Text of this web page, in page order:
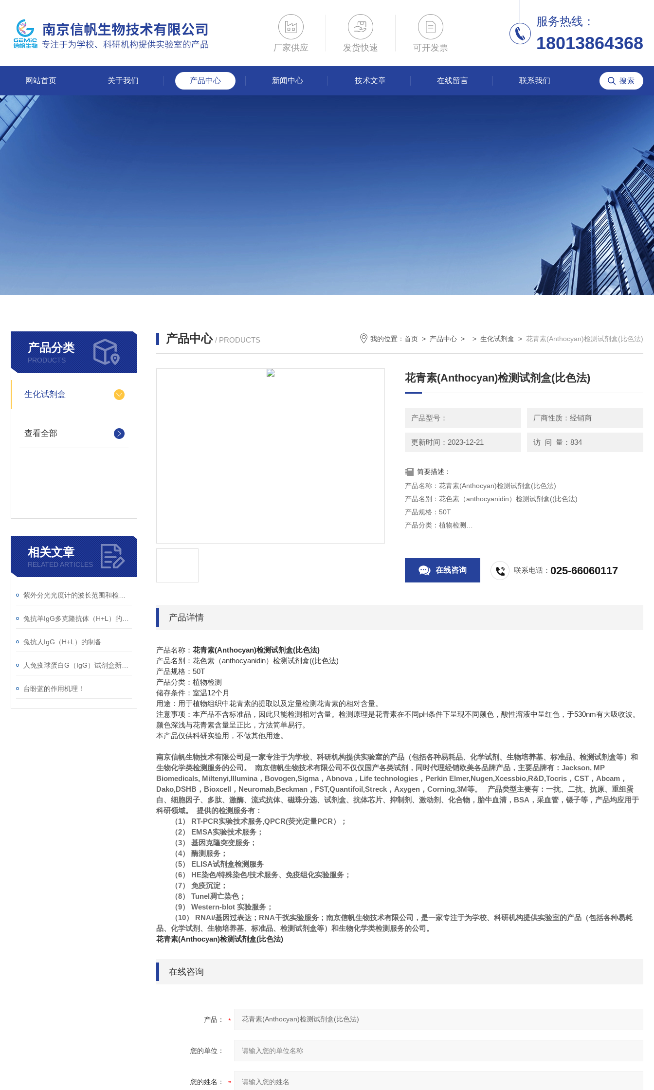
厂家供应 发货快速 可开发票
服务热线：
18013864368
网站首页 关于我们 产品中心 新闻中心 技术文章 在线留言 联系我们
产品分类
PRODUCTS
生化试剂盒
查看全部
相关文章
RELATED ARTICLES
兔抗人IgG（H+L）的制备
台盼蓝的作用机理！
产品中心 / PRODUCTS 我的位置： 首页 > 产品中心 > > 生化试剂盒 > 花青素(Anthocyan)检测试剂盒(比色法)
花青素(Anthocyan)检测试剂盒(比色法)
产品型号： 厂商性质：经销商
更新时间：2023-12-21 访 问 量：834
简要描述：
产品名称：花青素(Anthocyan)检测试剂盒(比色法)
产品名别：花色素（anthocyanidin）检测试剂盒((比色法)
产品规格：50T
产品分类：植物检测
本产品仅供科研实验用，不做其他用途。
在线咨询 联系电话：025-66060117
产品详情
产品名称： 花青素(Anthocyan)检测试剂盒(比色法)
产品名别：花色素（anthocyanidin）检测试剂盒((比色法)
产品规格：50T
产品分类：植物检测
储存条件：室温12个月
用途：用于植物组织中花青素的提取以及定量检测花青素的相对含量。
注意事项：本产品不含标准品，因此只能检测相对含量。检测原理是花青素在不同pH条件下呈现不同颜色，酸性溶液中呈红色，于530nm有大吸收波。
颜色深浅与花青素含量呈正比，方法简单易行。
本产品仅供科研实验用，不做其他用途。
南京信帆生物技术有限公司是一家专注于为学校、科研机构提供实验室的产品（包括各种易耗品、化学试剂、生物培养基、标准品、检测试剂盒等）和
生物化学类检测服务的公司。 南京信帆生物技术有限公司不仅仅国产各类试剂，同时代理经销欧美各品牌产品，主要品牌有：Jackson, MP
Biomedicals, Miltenyi,Illumina，Bovogen,Sigma，Abnova，Life technologies，Perkin Elmer,Nugen,Xcessbio,R&D,Tocris，CST，Abcam，
Dako,DSHB，Bioxcell，Neuromab,Beckman，FST,Quantifoil,Streck，Axygen，Corning,3M等。 产品类型主要有：一抗、二抗、抗原、重组蛋
白、细胞因子、多肽、激酶、流式抗体、磁珠分选、试剂盒、抗体芯片、抑制剂、激动剂、化合物，胎牛血清，BSA，采血管，镊子等，产品均应用于
科研领域。 提供的检测服务有：
（1） RT-PCR实验技术服务,QPCR(荧光定量PCR）；
（2） EMSA实验技术服务；
（3） 基因克隆突变服务；
（4） 酶测服务；
（5） ELISA试剂盒检测服务
（6） HE染色/特殊染色/技术服务、免疫组化实验服务；
（7） 免疫沉淀；
（8） Tunel凋亡染色；
（9） Western-blot 实验服务；
（10） RNAi/基因过表达；RNA干扰实验服务；南京信帆生物技术有限公司，是一家专注于为学校、科研机构提供实验室的产品（包括各种易耗
品、化学试剂、生物培养基、标准品、检测试剂盒等）和生物化学类检测服务的公司。
花青素(Anthocyan)检测试剂盒(比色法)
在线咨询
产品：
您的单位：
您的姓名：